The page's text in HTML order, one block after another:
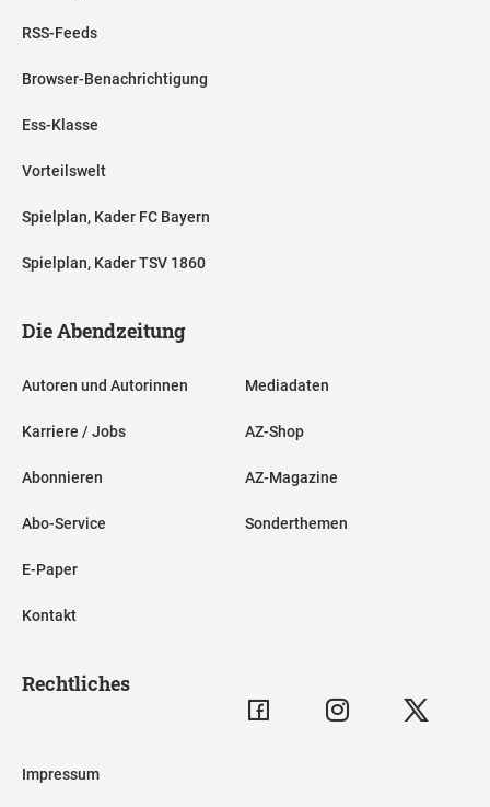
RSS-Feeds
Browser-Benachrichtigung
Ess-Klasse
Vorteilswelt
Spielplan, Kader FC Bayern
Spielplan, Kader TSV 1860
Die Abendzeitung
Autoren und Autorinnen
Karriere / Jobs
Abonnieren
Abo-Service
E-Paper
Kontakt
Mediadaten
AZ-Shop
AZ-Magazine
Sonderthemen
Rechtliches
Impressum